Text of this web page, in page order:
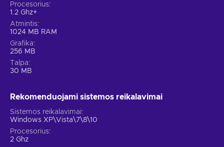
Procesorius
1.2 Ghz+
Atmintis
1024 MB RAM
Grafika
256 MB
Talpa
30 MB
Rekomenduojami sistemos reikalavimai
Sistemos reikalavimai
Windows XP\Vista\7\8\10
Procesorius
2 Ghz